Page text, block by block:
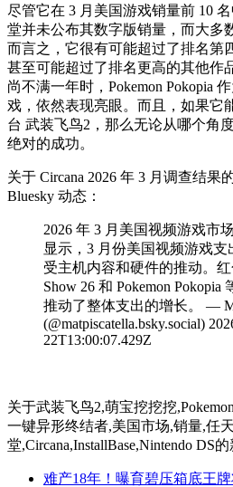
尽管它在 3 月美国游戏销量前 10
堂并未公布其数字版销量，而大多
而言之，它很有可能超过了排名第
甚至可能超过了排名更高的其他作
尚不满一年时，Pokemon Pokopia
戏，依然表现亮眼。而且，如果它
台 武装飞鸟2，那么无论从哪个角
绝对的成功。
关于 Circana 2026 年 3 月调查结果
Bluesky 动态：
2026 年 3 月美国视频游戏市
显示，3 月份美国视频游戏支
受主机内容和硬件的推动。
Show 26 和 Pokemon
推动了整体支出的增长。 —
(@matpiscatella.bsky.social)
22T13:00:07.429Z
关于武装飞鸟2,萌宝挖挖挖
一键异形终结者,美国市场,销量,任天
堂,Circana,InstallBase,Nintendo DS的
难产18年！曝育碧压箱底王